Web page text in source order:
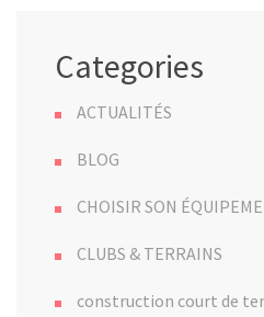
Categories
ACTUALITÉS
BLOG
CHOISIR SON
CLUBS & TERRAINS
construction court de